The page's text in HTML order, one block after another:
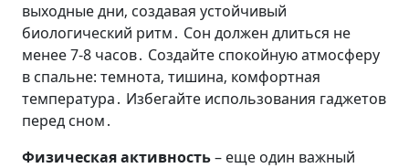
выходные дни‚ создавая устойчивый
биологический ритм․ Сон должен длиться не
менее 7-8 часов․ Создайте спокойную атмосферу
в спальне: темнота‚ тишина‚ комфортная
температура․ Избегайте использования гаджетов
перед сном․
Физическая активность– еще один важный